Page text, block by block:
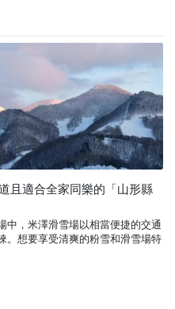
且適合全家同樂的「山形縣
中，米澤滑雪場以相當便捷的交通
。想要享受清爽的粉雪和滑雪場特